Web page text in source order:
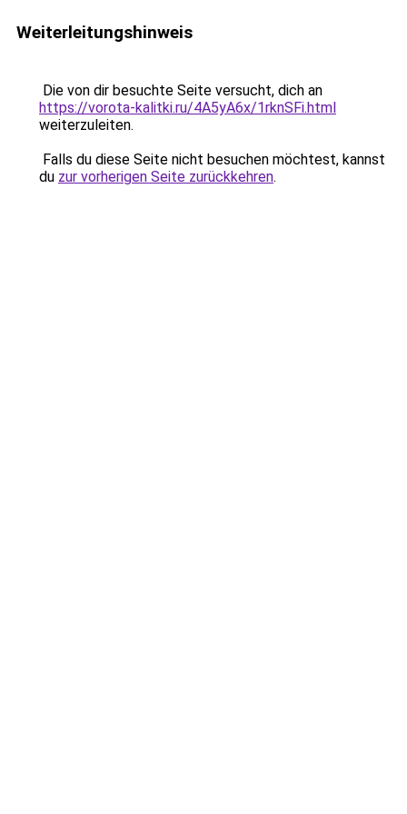
Weiterleitungshinweis
Die von dir besuchte Seite versucht, dich an
https://vorota-kalitki.ru/4A5yA6x/1rknSFi.html
weiterzuleiten.
Falls du diese Seite nicht besuchen möchtest, kannst
du zur vorherigen Seite zurückkehren.